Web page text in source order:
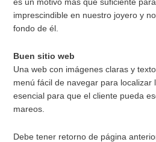
es un motivo más que suficiente
imprescindible en nuestro joyero y
fondo de él.
Buen sitio web
Una web con imágenes claras y
menú fácil de navegar para localizar
esencial para que el cliente pueda
mareos.
Debe tener retorno de página